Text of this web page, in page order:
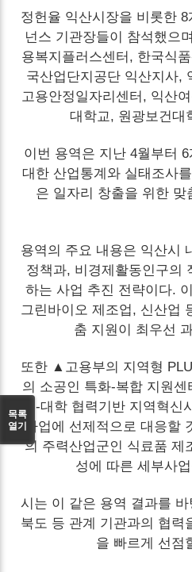
정헌율 익산시장을 비롯한
넌스 기관장들이 참석했으
용복지플러스센터, 한국식
국산업단지공단 익산지사,
고용안정일자리센터, 익산
대학교, 원광보건대
이번 용역은 지난 4월부터
대한 산업통계와 실태조사
은 일자리 창출을 위한 맞
용역의 주요 내용은 익산시
정책과, 비경제활동인구의
하는 사업 추진 전략이다.
그린바이오 제조업, 신산업
춤 지원이 최우선
또한 ▲고용부의 지역형
의 소공인 특화-복합 지원
체-대학 협력기반 지역혁신
사업에 선제적으로 대응할
의 주력산업군인 식료품 제
성에 따른 세부사
시는 이 같은 용역 결과를
북도 등 관계 기관과의 협력
을 빠르게 선점
목록
열기